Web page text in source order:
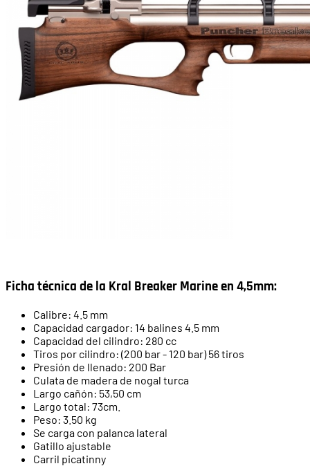
Ficha técnica de la Kral Breaker Marine en 4,5mm:
Calibre: 4.5 mm
Capacidad cargador: 14 balines 4.5 mm
Capacidad del cilindro: 280 cc
Tiros por cilindro: (200 bar - 120 bar) 56 tiros
Presión de llenado: 200 Bar
Culata de madera de nogal turca
Largo cañón: 53,50 cm
Largo total: 73cm.
Peso: 3.50 kg
Se carga con palanca lateral
Gatillo ajustable
Carril picatinny